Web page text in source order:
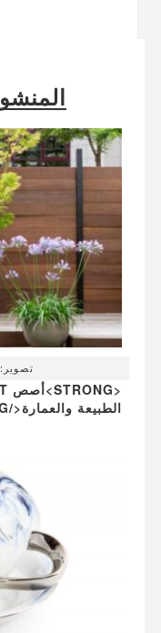
تصوير: ateliervierkant.com
الطبيعة والعمارة</STRONG>